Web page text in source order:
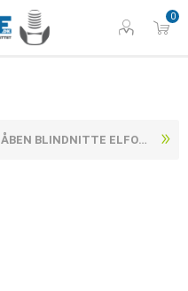
0
ÅBEN BLINDNITTE ELFORZINKET STÅL / ELFORZINKET STÅL MED FLAD KRAVE TYPE A ~DIN 7337/ISO 15979 3X6 (500 STK)